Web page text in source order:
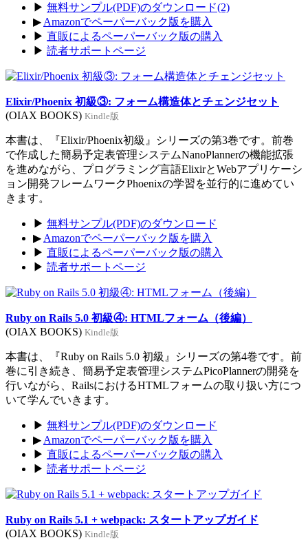
▶ 無料サンプル(PDF)のダウンロード(2)
▶ Amazonでペーパーバック版を購入
▶ 直販によるペーパーバック版の購入
▶ 読者サポートページ
Elixir/Phoenix 初級③: フォーム構造体とチェンジセット
(OIAX BOOKS) Kindle版
本書は、『Elixir/Phoenix初級』シリーズの第3巻です。前巻
で作成した簡易予定表管理システムNanoPlannerの機能拡張
を進めながら、プログラミング言語ElixirとWebアプリケーシ
ョン開発フレームワークPhoenixの学習を並行的に進めてい
きます。
▶ 無料サンプル(PDF)のダウンロード
▶ Amazonでペーパーバック版を購入
▶ 直販によるペーパーバック版の購入
▶ 読者サポートページ
Ruby on Rails 5.0 初級④: HTMLフォーム（後編）
(OIAX BOOKS) Kindle版
本書は、『Ruby on Rails 5.0 初級』シリーズの第4巻です。前
巻に引き続き、簡易予定表管理システムPicoPlannerの開発を
行いながら、RailsにおけるHTMLフォームの取り扱い方につ
いて学んでいきます。
▶ 無料サンプル(PDF)のダウンロード
▶ Amazonでペーパーバック版を購入
▶ 直販によるペーパーバック版の購入
▶ 読者サポートページ
Ruby on Rails 5.1 + webpack: スタートアップガイド
(OIAX BOOKS) Kindle版